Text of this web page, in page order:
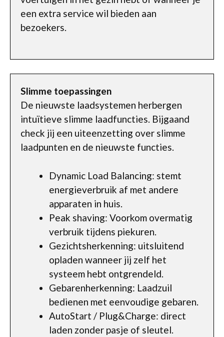
een extra service wil bieden aan
bezoekers.
Slimme toepassingen
De nieuwste laadsystemen herbergen
intuïtieve slimme laadfuncties. Bijgaand
check jij een uiteenzetting over slimme
laadpunten en de nieuwste functies.
Dynamic Load Balancing: stemt
energieverbruik af met andere
apparaten in huis.
Peak shaving: Voorkom overmatig
verbruik tijdens piekuren.
Gezichtsherkenning: uitsluitend
opladen wanneer jij zelf het
systeem hebt ontgrendeld.
Gebarenherkenning: Laadzuil
bedienen met eenvoudige gebaren.
AutoStart / Plug&Charge: direct
laden zonder pasje of sleutel.